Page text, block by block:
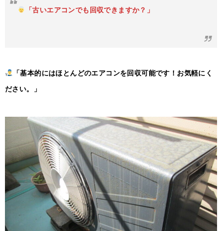
「古いエアコンでも回収できますか？」
「基本的にはほとんどのエアコンを回収可能です！お気軽にく
ださい。」